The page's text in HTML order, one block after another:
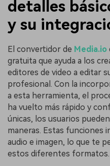
detalles
y su
El convertidor de Media.io
gratuita que ayuda a los
editores de video a editar
profesional. Con la
a esta herramienta, el
ha vuelto más rápido y
únicas, los usuarios
maneras. Estas funciones
audio e imagen, lo que te
estos diferentes formatos.